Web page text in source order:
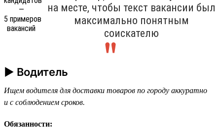
на месте, чтобы текст вакансии был
максимально понятным
соискателю
► Водитель
Ищем водителя для доставки товаров по городу аккуратно
и с соблюдением сроков.
Обязанности: